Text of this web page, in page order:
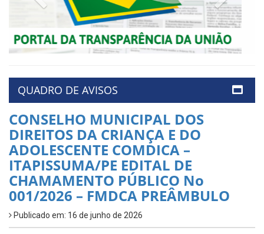
QUADRO DE AVISOS
CONSELHO MUNICIPAL DOS
DIREITOS DA CRIANÇA E DO
ADOLESCENTE COMDICA –
ITAPISSUMA/PE EDITAL DE
CHAMAMENTO PÚBLICO No
001/2026 – FMDCA PREÂMBULO
Publicado em: 16 de junho de 2026